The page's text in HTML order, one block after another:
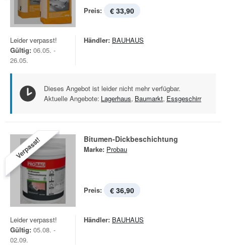
Preis: € 33,90
Leider verpasst!
Gültig: 06.05. -
26.05.
Händler: BAUHAUS
Dieses Angebot ist leider nicht mehr verfügbar.
Aktuelle Angebote: Lagerhaus, Baumarkt, Essgeschirr
Verpasst! Bitumen-Dickbeschichtung
Marke: Probau
Preis: € 36,90
Leider verpasst!
Gültig: 05.08. -
02.09.
Händler: BAUHAUS